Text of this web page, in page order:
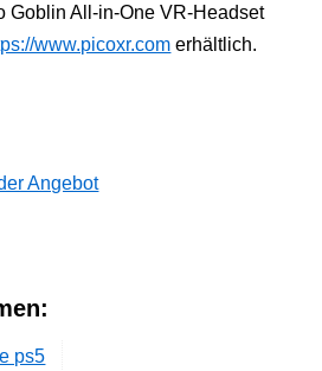
Goblin All-in-One VR-Headset
www.picoxr.com erhältlich.